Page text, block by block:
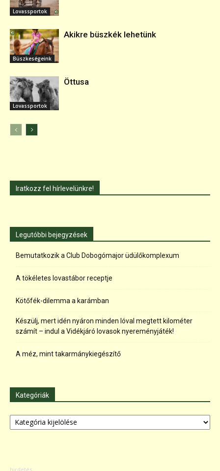
Lovassportok
Büszkeségeink
Akikre büszkék lehetünk
Lovassportok
Öttusa
Iratkozz fel hírlevelünkre!
Legutóbbi bejegyzések
Bemutatkozik a Club Dobogómajor üdülőkomplexum
A tökéletes lovastábor receptje
Kötőfék-dilemma a karámban
Készülj, mert idén nyáron minden lóval megtett kilométer
számít – indul a Vidékjáró lovasok nyereményjáték!
A méz, mint takarmánykiegészítő
Kategóriák
Kategóriák